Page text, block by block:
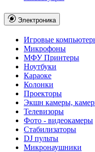
Электроника
Игровые
Микрофоны
МФУ Принтеры
Ноутбуки
Караоке
Колонки
Проекторы
Экшн камеры,
Телевизоры
Фото - видеокамеры
Стабилизаторы
DJ пульты
Микронаушники